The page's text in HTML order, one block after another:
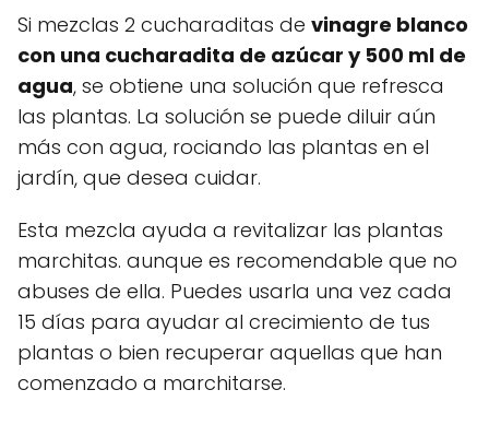
Si mezclas 2 cucharaditas de vinagre blanco
con una cucharadita de azúcar y 500 ml de
agua, se obtiene una solución que refresca
las plantas. La solución se puede diluir aún
más con agua, rociando las plantas en el
jardín, que desea cuidar.
Esta mezcla ayuda a revitalizar las plantas
marchitas. aunque es recomendable que no
abuses de ella. Puedes usarla una vez cada
15 días para ayudar al crecimiento de tus
plantas o bien recuperar aquellas que han
comenzado a marchitarse.